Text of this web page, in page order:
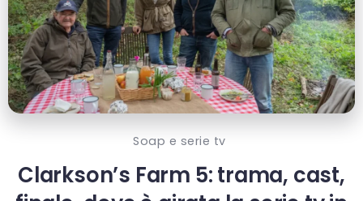
Soap e serie tv
Clarkson’s Farm 5: trama, cast,